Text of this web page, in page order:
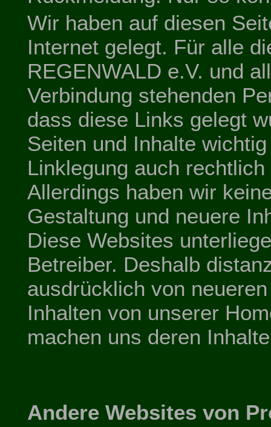
Wir haben auf diesen
Internet gelegt. Für alle
REGENWALD e.V. und
Verbindung stehenden
dass diese Links gelegt
Seiten und Inhalte
Linklegung auch
Allerdings haben wir
Gestaltung und neuere
Diese Websites
Betreiber. Deshalb
ausdrücklich von
Inhalten von unserer
machen uns deren
Andere Websites von